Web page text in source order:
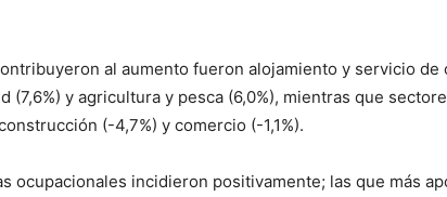
al aumento fueron alojamiento y servicio de
(7,6%) y agricultura y pesca (6,0%), mientras que
(-4,7%) y comercio (-1,1%).
ocupacionales incidieron positivamente; las que más